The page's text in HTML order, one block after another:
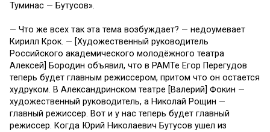
Туминас — Бутусов».
— Что же всех так эта тема возбуждает? — недоумевает
Кирилл Крок. — [Художественный руководитель
Российского академического молодёжного театра
Алексей] Бородин объявил, что в РАМТе Егор Перегудов
теперь будет главным режиссером, притом что он остается
худруком. В Александринском театре [Валерий] Фокин —
художественный руководитель, а Николай Рощин —
главный режиссер. Вот и у нас теперь будет главный
режиссер. Когда Юрий Николаевич Бутусов ушел из